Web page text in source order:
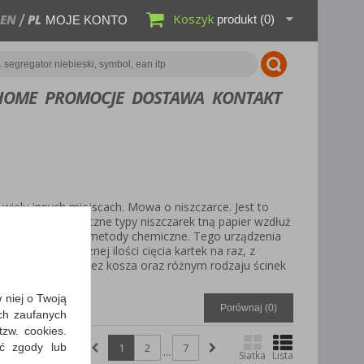
EN PL MOJE KONTO Koszyk produkt (0)
PROMOCJE DOSTAWA KONTAKT
innych miejscach. Mowa o niszczarce. Jest to
klasyczne typy niszczarek tną papier wzdłuż
dodatkowo metody chemiczne. Tego urządzenia
pojemności, różnej ilości cięcia kartek na raz, z
na kosz oraz bez kosza oraz różnym rodzaju ścinek
Porównaj (0)
Siatka Lista
1 2 ... 7
niej o Twoją
zaufanych
cookies.
zgody lub